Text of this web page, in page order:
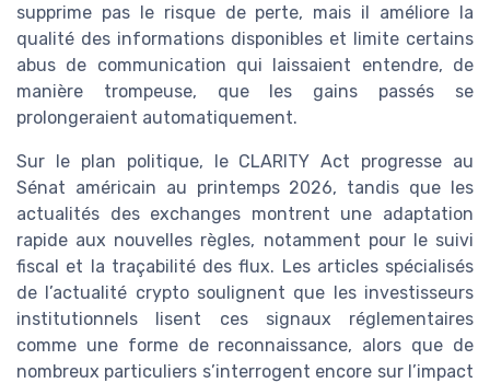
supprime pas le risque de perte, mais il améliore la
qualité des informations disponibles et limite certains
abus de communication qui laissaient entendre, de
manière trompeuse, que les gains passés se
prolongeraient automatiquement.
Sur le plan politique, le CLARITY Act progresse au
Sénat américain au printemps 2026, tandis que les
actualités des exchanges montrent une adaptation
rapide aux nouvelles règles, notamment pour le suivi
fiscal et la traçabilité des flux. Les articles spécialisés
de l’actualité crypto soulignent que les investisseurs
institutionnels lisent ces signaux réglementaires
comme une forme de reconnaissance, alors que de
nombreux particuliers s’interrogent encore sur l’impact